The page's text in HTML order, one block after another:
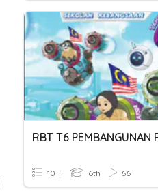
RBT T6 PEMBANGUNAN
10 T 6th 66